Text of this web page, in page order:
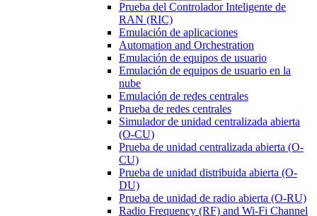
Prueba del Controlador Inteligente de
RAN (RIC)
Emulación de aplicaciones
Automation and Orchestration
Emulación de equipos de usuario
Emulación de equipos de usuario en la
nube
Emulación de redes centrales
Prueba de redes centrales
Simulador de unidad centralizada abierta
(O-CU)
Prueba de unidad centralizada abierta (O-
CU)
Prueba de unidad distribuida abierta (O-
DU)
Prueba de unidad de radio abierta (O-RU)
Radio Frequency (RF) and Wi-Fi Channel